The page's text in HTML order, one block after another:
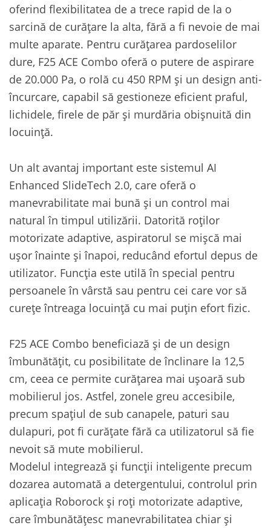
oferind flexibilitatea de a trece rapid de la o
sarcină de curățare la alta, fără a fi nevoie de mai
multe aparate. Pentru curățarea pardoselilor
dure, F25 ACE Combo oferă o putere de aspirare
de 20.000 Pa, o rolă cu 450 RPM și un design anti-
încurcare, capabil să gestioneze eficient praful,
lichidele, firele de păr și murdăria obișnuită din
locuință.
Un alt avantaj important este sistemul AI
Enhanced SlideTech 2.0, care oferă o
manevrabilitate mai bună și un control mai
natural în timpul utilizării. Datorită roților
motorizate adaptive, aspiratorul se mișcă mai
ușor înainte și înapoi, reducând efortul depus de
utilizator. Funcția este utilă în special pentru
persoanele în vârstă sau pentru cei care vor să
curețe întreaga locuință cu mai puțin efort fizic.
F25 ACE Combo beneficiază și de un design
îmbunătățit, cu posibilitate de înclinare la 12,5
cm, ceea ce permite curățarea mai ușoară sub
mobilierul jos. Astfel, zonele greu accesibile,
precum spațiul de sub canapele, paturi sau
dulapuri, pot fi curățate fără ca utilizatorul să fie
nevoit să mute mobilierul.
Modelul integrează și funcții inteligente precum
dozarea automată a detergentului, controlul prin
aplicația Roborock și roți motorizate adaptive,
care îmbunătățesc manevrabilitatea chiar și